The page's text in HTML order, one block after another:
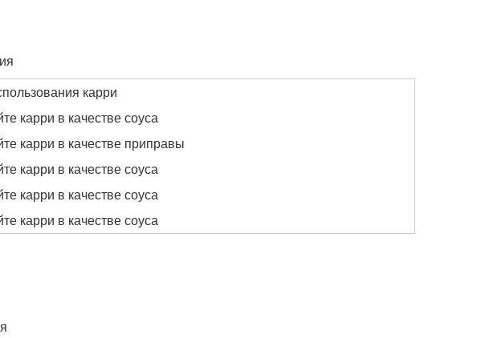
карри
карри в качестве соуса
карри в качестве приправы
карри в качестве соуса
карри в качестве соуса
карри в качестве соуса